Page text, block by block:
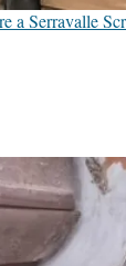
a Serravalle